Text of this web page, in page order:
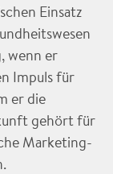
Einsatz
wenn er
Impuls für
er die
gehört für
Marketing-